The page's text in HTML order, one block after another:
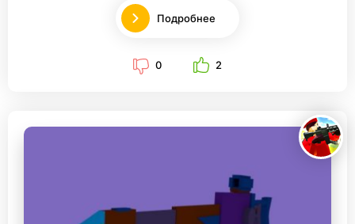
Подробнее
0 2